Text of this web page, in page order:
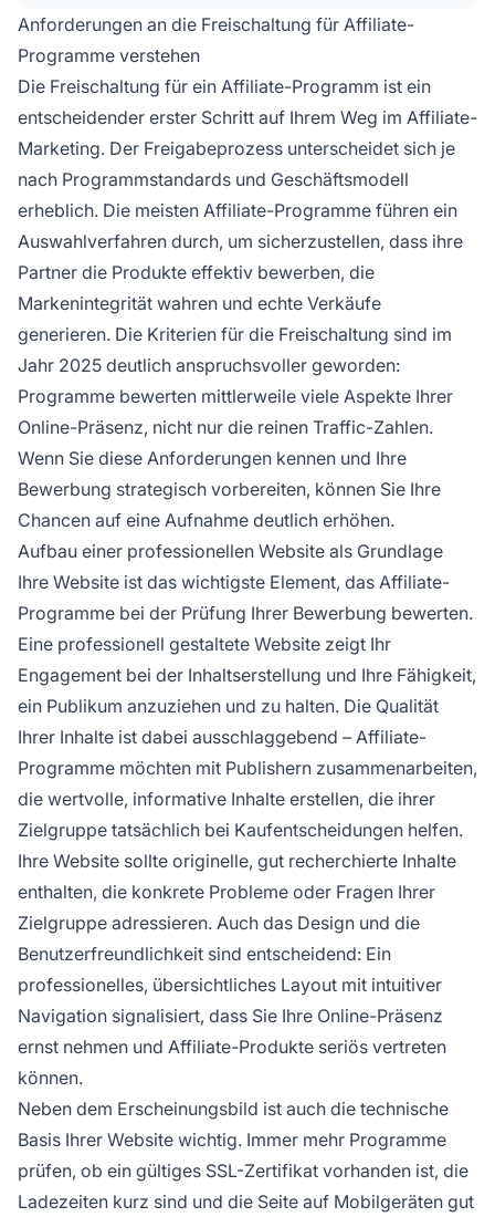
Engagement-Raten, Inhaltsqualität und Ihre
Fähigkeit, Conversions zu erzielen.
Anforderungen an die Freischaltung für Affiliate-
Programme verstehen
Die Freischaltung für ein Affiliate-Programm ist ein
entscheidender erster Schritt auf Ihrem Weg im Affiliate-
Marketing. Der Freigabeprozess unterscheidet sich je
nach Programmstandards und Geschäftsmodell
erheblich. Die meisten Affiliate-Programme führen ein
Auswahlverfahren durch, um sicherzustellen, dass ihre
Partner die Produkte effektiv bewerben, die
Markenintegrität wahren und echte Verkäufe
generieren. Die Kriterien für die Freischaltung sind im
Jahr 2025 deutlich anspruchsvoller geworden:
Programme bewerten mittlerweile viele Aspekte Ihrer
Online-Präsenz, nicht nur die reinen Traffic-Zahlen.
Wenn Sie diese Anforderungen kennen und Ihre
Bewerbung strategisch vorbereiten, können Sie Ihre
Chancen auf eine Aufnahme deutlich erhöhen.
Aufbau einer professionellen Website als Grundlage
Ihre Website ist das wichtigste Element, das Affiliate-
Programme bei der Prüfung Ihrer Bewerbung bewerten.
Eine professionell gestaltete Website zeigt Ihr
Engagement bei der Inhaltserstellung und Ihre Fähigkeit,
ein Publikum anzuziehen und zu halten. Die Qualität
Ihrer Inhalte ist dabei ausschlaggebend – Affiliate-
Programme möchten mit Publishern zusammenarbeiten,
die wertvolle, informative Inhalte erstellen, die ihrer
Zielgruppe tatsächlich bei Kaufentscheidungen helfen.
Ihre Website sollte originelle, gut recherchierte Inhalte
enthalten, die konkrete Probleme oder Fragen Ihrer
Zielgruppe adressieren. Auch das Design und die
Benutzerfreundlichkeit sind entscheidend: Ein
professionelles, übersichtliches Layout mit intuitiver
Navigation signalisiert, dass Sie Ihre Online-Präsenz
ernst nehmen und Affiliate-Produkte seriös vertreten
können.
Neben dem Erscheinungsbild ist auch die technische
Basis Ihrer Website wichtig. Immer mehr Programme
prüfen, ob ein gültiges SSL-Zertifikat vorhanden ist, die
Ladezeiten kurz sind und die Seite auf Mobilgeräten gut